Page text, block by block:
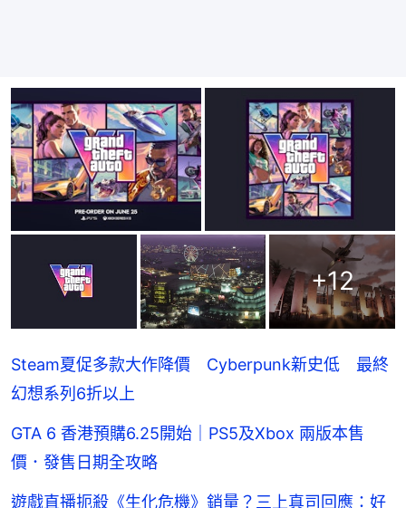
+12
Steam夏促多款大作降價 Cyberpunk新史低 最終
幻想系列6折以上
GTA 6 香港預購6.25開始｜PS5及Xbox 兩版本售
價．發售日期全攻略
遊戲直播扼殺《生化危機》銷量？三上真司回應：好